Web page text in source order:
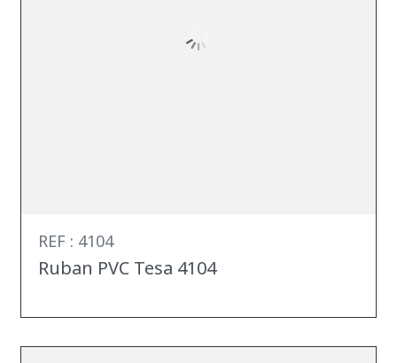
REF : 4104
Ruban PVC Tesa 4104